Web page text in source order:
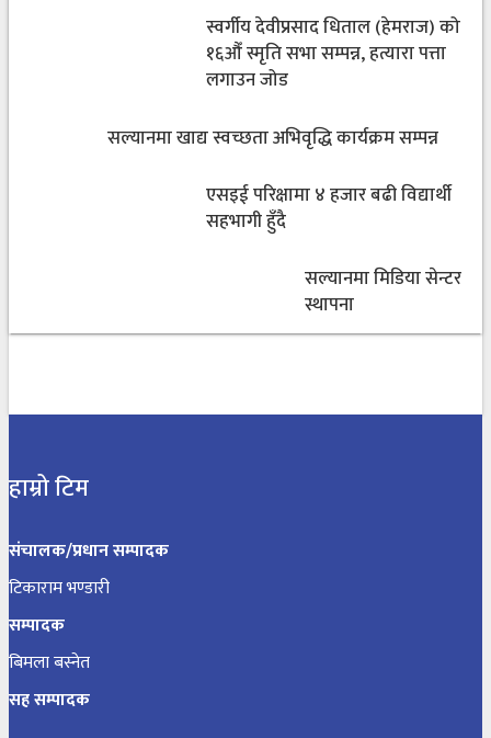
स्वर्गीय देवीप्रसाद धिताल (हेमराज) को
१६औँ स्मृति सभा सम्पन्न, हत्यारा पत्ता
लगाउन जोड
सल्यानमा खाद्य स्वच्छता अभिवृद्धि कार्यक्रम सम्पन्न
एसइई परिक्षामा ४ हजार बढी विद्यार्थी
सहभागी हुँदै
सल्यानमा मिडिया सेन्टर
स्थापना
हाम्रो टिम
संचालक/प्रधान सम्पादक
टिकाराम भण्डारी
सम्पादक
बिमला बस्नेत
सह सम्पादक